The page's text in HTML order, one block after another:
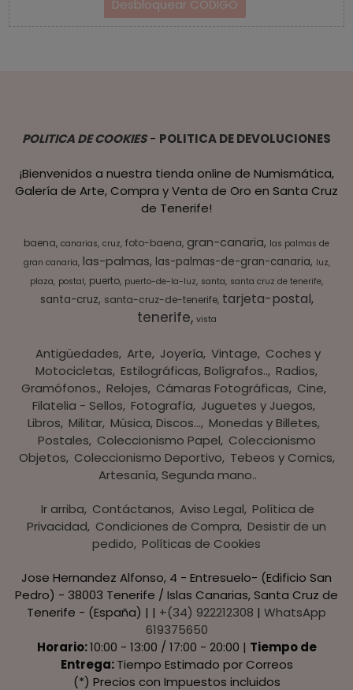
POLITICA DE COOKIES- POLITICA DE DEVOLUCIONES
¡Bienvenidos a nuestra tienda online de Numismática,
Galería de Arte, Compra y Venta de Oro en Santa Cruz
de Tenerife!
baena canarias cruz foto-baena gran-canaria las palmas de
gran canaria las-palmas las-palmas-de-gran-canaria luz
plaza postal puerto puerto-de-la-luz santa santa cruz de tenerife
santa-cruz santa-cruz-de-tenerife tarjeta-postal
tenerife vista
Antigüedades Arte Joyería Vintage Coches y
Motocicletas Estilográficas, Bolígrafos.. Radios,
Gramófonos. Relojes Cámaras Fotográficas Cine
Filatelia - Sellos Fotografía Juguetes y Juegos
Libros Militar Música, Discos... Monedas y Billetes
Postales Coleccionismo Papel Coleccionismo
Objetos Coleccionismo Deportivo Tebeos y Comics
Artesanía, Segunda mano..
Ir arriba Contáctanos Aviso Legal Política de
Privacidad Condiciones de Compra Desistir de un
pedido Políticas de Cookies
Jose Hernandez Alfonso, 4 - Entresuelo- (Edificio San
Pedro) - 38003 Tenerife / Islas Canarias, Santa Cruz de
Tenerife - (España) | | +(34) 922212308 | WhatsApp
619375650
Horario:10:00 - 13:00 / 17:00 - 20:00 | Tiempo de
Entrega:Tiempo Estimado por Correos
(*) Precios con Impuestos incluidos